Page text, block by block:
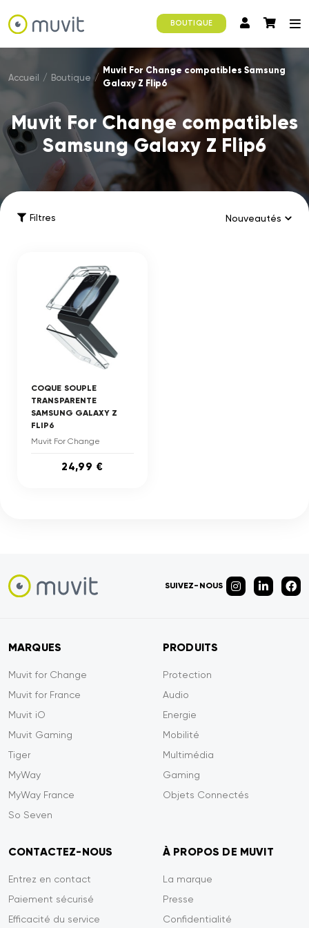
BOUTIQUE
Accueil / Boutique /
Muvit For Change compatibles Samsung
Galaxy Z Flip6
Muvit For Change compatibles
Samsung Galaxy Z Flip6
Filtres
COQUE SOUPLE
TRANSPARENTE
SAMSUNG GALAXY Z
FLIP6
Muvit For Change
24,99 €
SUIVEZ-NOUS
MARQUES
Muvit for Change
Muvit for France
Muvit iO
Muvit Gaming
Tiger
MyWay
MyWay France
So Seven
PRODUITS
Protection
Audio
Energie
Mobilité
Multimédia
Gaming
Objets Connectés
CONTACTEZ-NOUS
Entrez en contact
Paiement sécurisé
Efficacité du service
À PROPOS DE MUVIT
La marque
Presse
Confidentialité